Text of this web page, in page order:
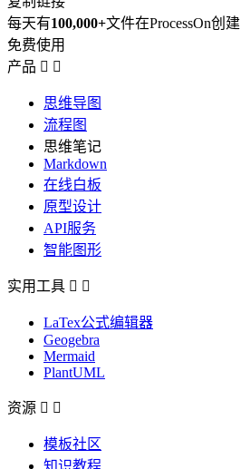
每天有100,000+文件在ProcessOn创建
免费使用
产品  
思维导图
流程图
思维笔记
Markdown
在线白板
原型设计
API服务
智能图形
实用工具  
LaTex公式编辑器
Geogebra
Mermaid
PlantUML
资源  
模板社区
知识教程